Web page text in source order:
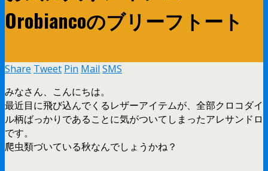
Orobiancoのブリーフトート
Share Tweet Pin Mail SMS
みなさん、こんにちは。
最近目に飛び込んでくるレザーアイテムが、全部クロコダイ
ル柄ばっかりであることに気がついてしまったアレサンドロ
です。
爬虫類づいている秋なんでしょうかね？